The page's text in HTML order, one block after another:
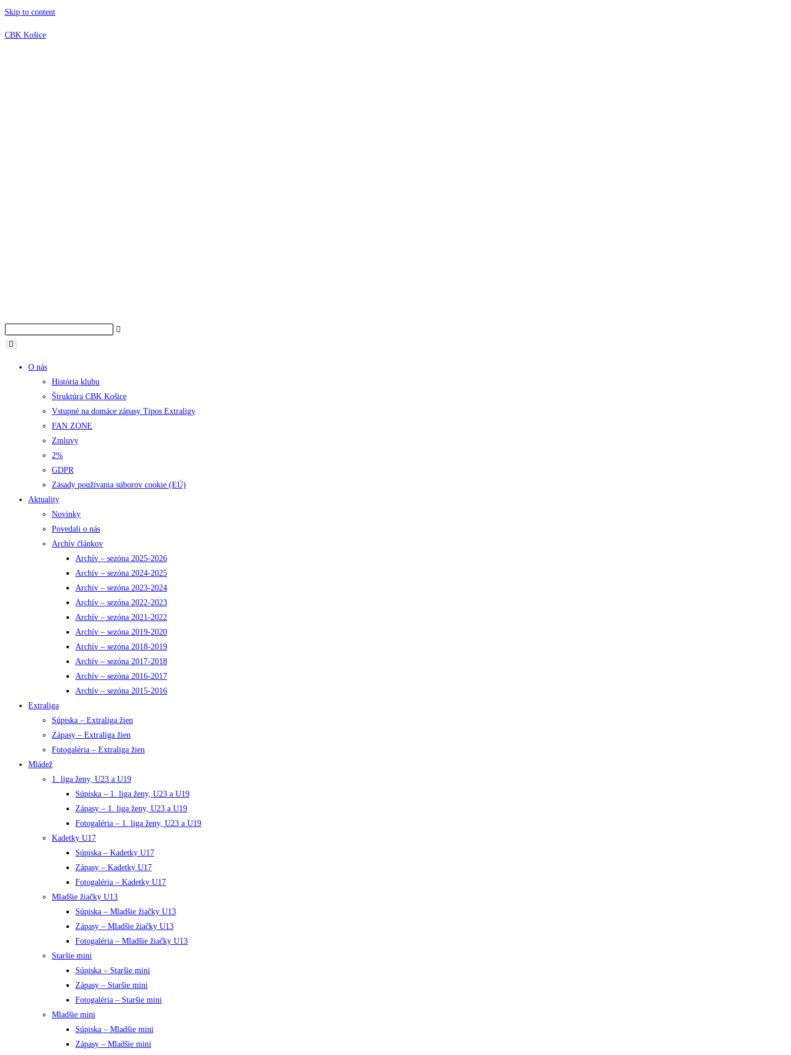
Skip to content
CBK Košice
O nás
História klubu
Štruktúra CBK Košice
Vstupné na domáce zápasy Tipos Extraligy
FAN ZONE
Zmluvy
2%
GDPR
Zásady používania súborov cookie (EÚ)
Aktuality
Novinky
Povedali o nás
Archív článkov
Archív – sezóna 2025-2026
Archív – sezóna 2024-2025
Archív – sezóna 2023-2024
Archív – sezóna 2022-2023
Archív – sezóna 2021-2022
Archív – sezóna 2019-2020
Archív – sezóna 2018-2019
Archív – sezóna 2017-2018
Archív – sezóna 2016-2017
Archív – sezóna 2015-2016
Extraliga
Súpiska – Extraliga žien
Zápasy – Extraliga žien
Fotogaléria – Extraliga žien
Mládež
1. liga ženy, U23 a U19
Súpiska – 1. liga ženy, U23 a U19
Zápasy – 1. liga ženy, U23 a U19
Fotogaléria – 1. liga ženy, U23 a U19
Kadetky U17
Súpiska – Kadetky U17
Zápasy – Kadetky U17
Fotogaléria – Kadetky U17
Mladšie žiačky U13
Súpiska – Mladšie žiačky U13
Zápasy – Mladšie žiačky U13
Fotogaléria – Mladšie žiačky U13
Staršie mini
Súpiska – Staršie mini
Zápasy – Staršie mini
Fotogaléria – Staršie mini
Mladšie mini
Súpiska – Mladšie mini
Zápasy – Mladšie mini